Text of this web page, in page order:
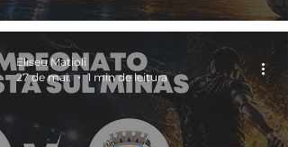
Eliseu Matioli
27 de mai.
1 min de leitura